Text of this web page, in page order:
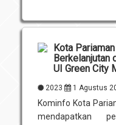
Kota
Berkelanjutan
UI Green City
2023 1 Agustus
Kominfo Kota
mendapatkan